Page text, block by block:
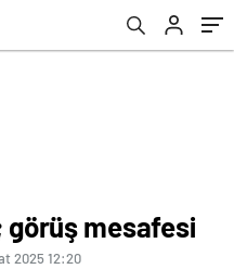
görüş mesafesi
2025 12:20